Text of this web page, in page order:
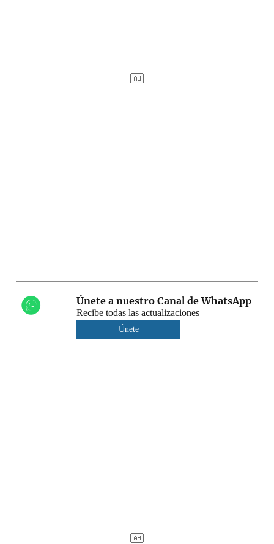
Únete a nuestro Canal de WhatsApp
Recibe todas las actualizaciones
Únete